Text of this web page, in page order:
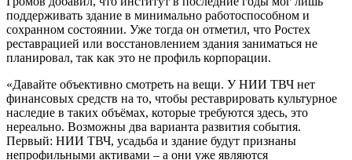
поддерживать здание в минимально работоспособном и
сохранном состоянии. Уже тогда он отметил, что Ростех
реставрацией или восстановлением здания заниматься не
планировал, так как это не профиль корпорации.
«Давайте объективно смотреть на вещи. У НИИ ТВЧ нет
финансовых средств на то, чтобы реставрировать культурное
наследие в таких объёмах, которые требуются здесь, это
нереально. Возможны два варианта развития события.
Первый: НИИ ТВЧ, усадьба и здание будут признаны
непрофильными активами – а они уже являются